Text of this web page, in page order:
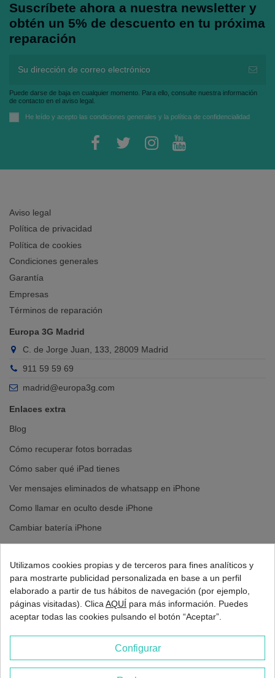
Suscríbete ahora a nuestra newsletter y
obtén un 5% de descuento en tu próxima
reparación
Puede darse de baja en cualquier momento. Para ello, consulte nuestra información
de contacto en el aviso legal.
He leído y acepto las condiciones generales y la política de confidencialidad
Aviso legal
Política de privacidad
Política de cookies
Condiciones generales
Garantía
Empresas
Términos de reparación
Europa 3G Madrid
C. de Jorge Juan, 133, 28009 Madrid
911 59 59 69
madrid@europa3g.com
Enlaces extra
Blog
Cómo recuperar fotos borradas
Cómo saber qué iPad tienes
Ver mensajes eliminados de whatsapp en iPhone
Como llamar en oculto desde iPhone
Cambiar batería iPhone
Cambiar pantalla iPhone
Utilizamos cookies propias y de terceros para fines analíticos y
para mostrarte publicidad personalizada en base a un perfil
elaborado a partir de tus hábitos de navegación (por ejemplo,
páginas visitadas). Clica AQUÍ para más información. Puedes
aceptar todas las cookies pulsando el botón “Aceptar”.
Configurar